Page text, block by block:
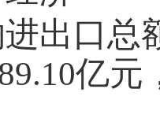
出口总
亿元